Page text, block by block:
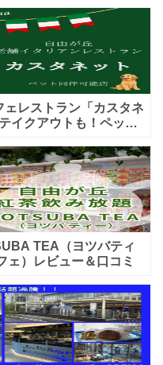
レストラン「カスタネ
イクアウトも！ペット
TEA（ヨツバティ
ェ）レビュー＆口コミ